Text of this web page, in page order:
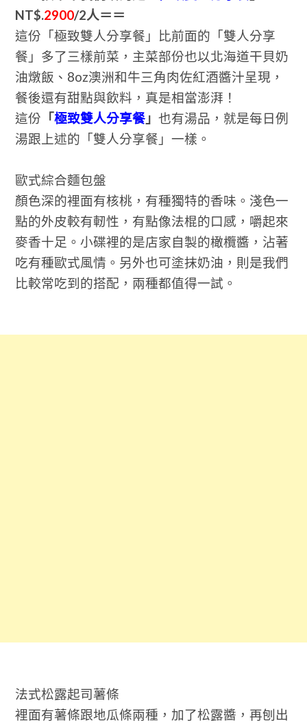
NT$.2900/2人＝＝
這份「極致雙人分享餐」比前面的「雙人分享
餐」多了三樣前菜，主菜部份也以北海道干貝奶
油燉飯、8oz澳洲和牛三角肉佐紅酒醬汁呈現，
餐後還有甜點與飲料，真是相當澎湃！
這份 「極致雙人分享餐」 也有湯品，就是每日例
湯跟上述的「雙人分享餐」一樣。
歐式綜合麵包盤
顏色深的裡面有核桃，有種獨特的香味。淺色一
點的外皮較有軔性，有點像法棍的口感，嚼起來
麥香十足。小碟裡的是店家自製的橄欖醬，沾著
吃有種歐式風情。另外也可塗抹奶油，則是我們
比較常吃到的搭配，兩種都值得一試。
法式松露起司薯條
裡面有薯條跟地瓜條兩種，加了松露醬，再刨出